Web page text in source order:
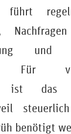
führt
und
Für
ist das
benötigt